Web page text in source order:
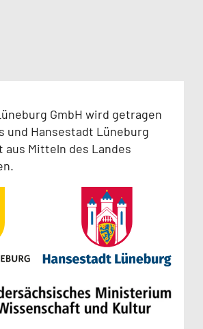
GmbH wird getragen
und Hansestadt Lüneburg
aus Mitteln des Landes